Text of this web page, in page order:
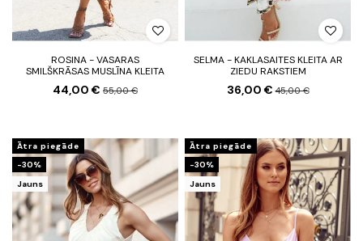
ROSINA - VASARAS
SMILŠKRĀSAS MUSLĪNA KLEITA
44,00 € 55,00 €
SELMA - KAKLASAITES KLEITA AR
ZIEDU RAKSTIEM
36,00 €45,00 €
Ātra piegāde
-30%
Jauns
Ātra piegāde
-30%
Jauns